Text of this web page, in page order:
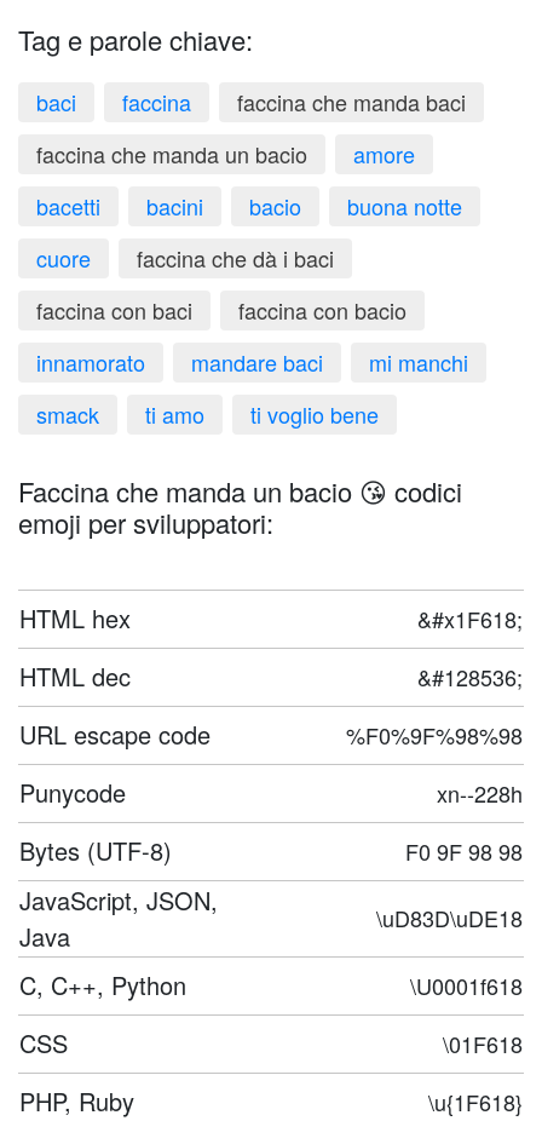
Tag e parole chiave:
baci faccina
faccina che manda baci
faccina che manda un bacio
amore
bacetti
bacini bacio
buona notte
cuore
faccina che dà i baci
faccina con baci
faccina con bacio
innamorato
mandare baci
mi manchi
smack
ti amo ti voglio bene
Faccina che manda un bacio 😘 codici
emoji per sviluppatori:
HTML hex &#x1F618;
HTML dec &#128536;
URL escape code %F0%9F%98%98
Punycode xn--228h
Bytes (UTF-8) F0 9F 98 98
JavaScript, JSON,
Java
\uD83D\uDE18
C, C++, Python \U0001f618
CSS \01F618
PHP, Ruby \u{1F618}